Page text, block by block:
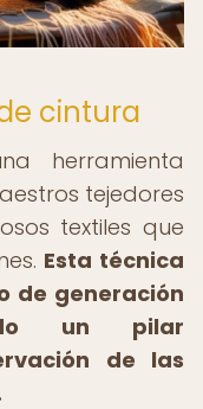
cintura
herramienta
tejedores
textiles que
Esta técnica
de generación
un pilar
de las